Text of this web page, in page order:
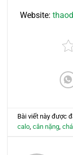
Website:
Bài viết này được
calo,cân nặng,